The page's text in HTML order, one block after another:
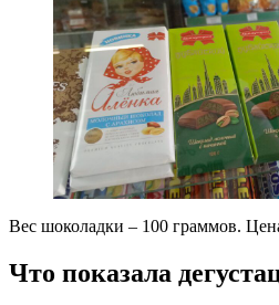
Вес шоколадки – 100 граммов.
Что показала